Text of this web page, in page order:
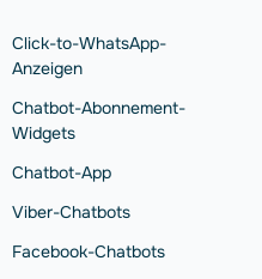
Click-to-WhatsApp-
Anzeigen
Chatbot-Abonnement-
Widgets
Chatbot-App
Viber-Chatbots
Facebook-Chatbots